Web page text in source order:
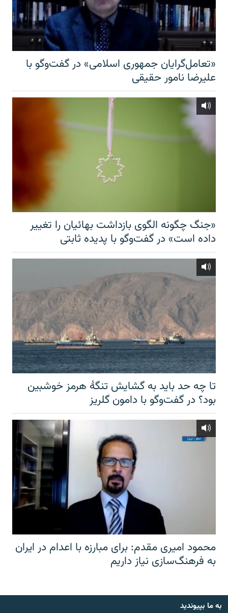
«تعامل‌گرایان جمهوری اسلامی» در گفت‌وگو با
علیرضا نامور حقیقی
«جنگ چگونه الگوی بازداشت بهائیان را تغییر
داده است» در گفت‌وگو با پدیده ثابتی
تا چه حد باید به گشایش تنگهٔ هرمز خوشبین
بود؟ در گفت‌وگو با دامون گلریز
محمود امیری مقدم: برای مبارزه با اعدام در ایران
به فرهنگ‌سازی نیاز داریم
به ما بپیوندید